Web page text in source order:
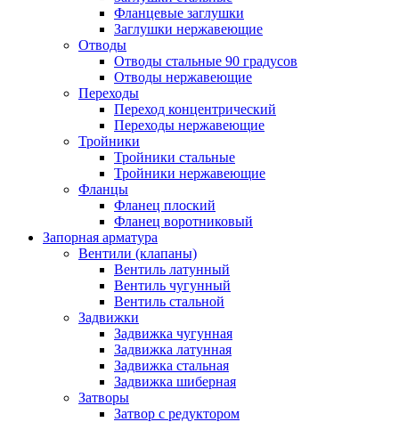
Фланцевые заглушки
Заглушки нержавеющие
Отводы
Отводы стальные 90 градусов
Отводы нержавеющие
Переходы
Переход концентрический
Переходы нержавеющие
Тройники
Тройники стальные
Тройники нержавеющие
Фланцы
Фланец плоский
Фланец воротниковый
Запорная арматура
Вентили (клапаны)
Вентиль латунный
Вентиль чугунный
Вентиль стальной
Задвижки
Задвижка чугунная
Задвижка латунная
Задвижка стальная
Задвижка шиберная
Затворы
Затвор с редуктором